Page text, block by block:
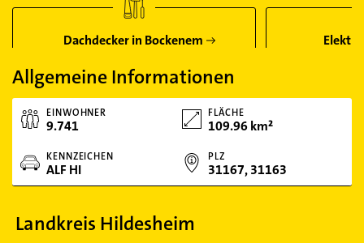
Dachdecker in Bockenem
Allgemeine Informationen
EINWOHNER
9.741
FLÄCHE
109.96 km²
KENNZEICHEN
ALF HI
PLZ
31167, 31163
Landkreis Hildesheim